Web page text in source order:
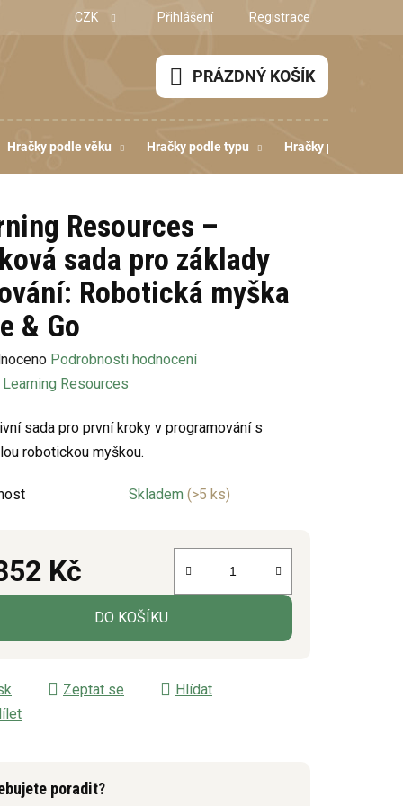
CZK Přihlášení Registrace
NÁKUPNÍ
KOŠÍK
PRÁZDNÝ KOŠÍK
Hračky podle věku Hračky podle typu Hračky podle
Resources –
sada pro základy
Robotická myška
& Go
Podrobnosti hodnocení
Learning Resources
sada pro první kroky v programování s
robotickou myškou.
Skladem (>5 ks)
Kč
cena:
DO KOŠÍKU
Zeptat se
Hlídat
poradit?